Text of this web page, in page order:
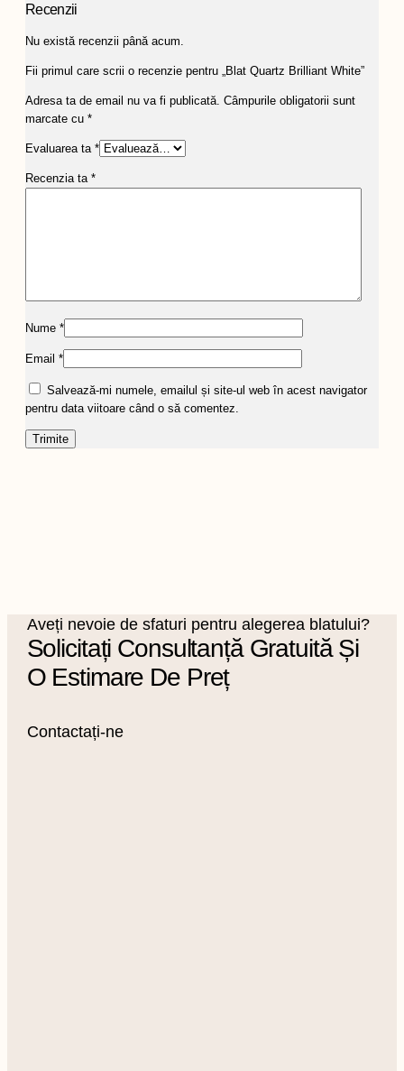
Recenzii
Nu există recenzii până acum.
Fii primul care scrii o recenzie pentru „Blat Quartz Brilliant White”
Adresa ta de email nu va fi publicată. Câmpurile obligatorii sunt
marcate cu *
Evaluarea ta *
Recenzia ta *
Nume *
Email *
Salvează-mi numele, emailul și site-ul web în acest navigator
pentru data viitoare când o să comentez.
Aveți nevoie de sfaturi pentru alegerea blatului?
Solicitați Consultanță Gratuită Și
O Estimare De Preț
Contactați-ne